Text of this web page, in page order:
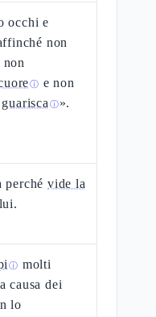
occhi e
non
ⓘ e non
guarisca ⓘ».
perchévide la
ⓘ molti
causa dei
lo